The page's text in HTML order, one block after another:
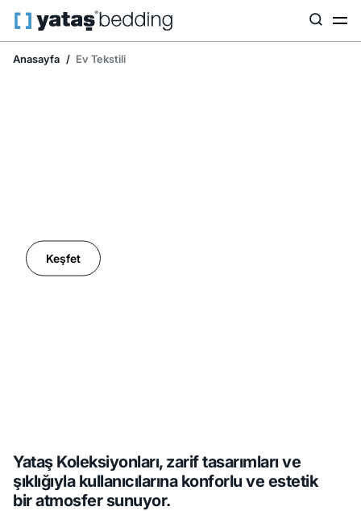
Anasayfa Ev Tekstili
Keşfet
Yataş Koleksiyonları, zarif tasarımları ve
şıklığıyla kullanıcılarına konforlu ve estetik
bir atmosfer sunuyor.